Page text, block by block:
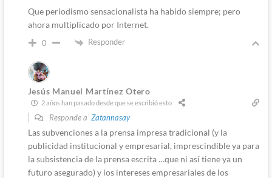
Que periodismo sensacionalista ha habido siempre; pero
ahora multiplicado por Internet.
0 Responder
Jesús Manuel Martínez Otero
2 años han pasado desde que se escribió esto
Responde a Zatannasay
Las subvenciones a la prensa impresa tradicional (y la
publicidad institucional y empresarial, imprescindible ya para
la subsistencia de la prensa escrita …que ni así tiene ya un
futuro asegurado) y los intereses empresariales de los